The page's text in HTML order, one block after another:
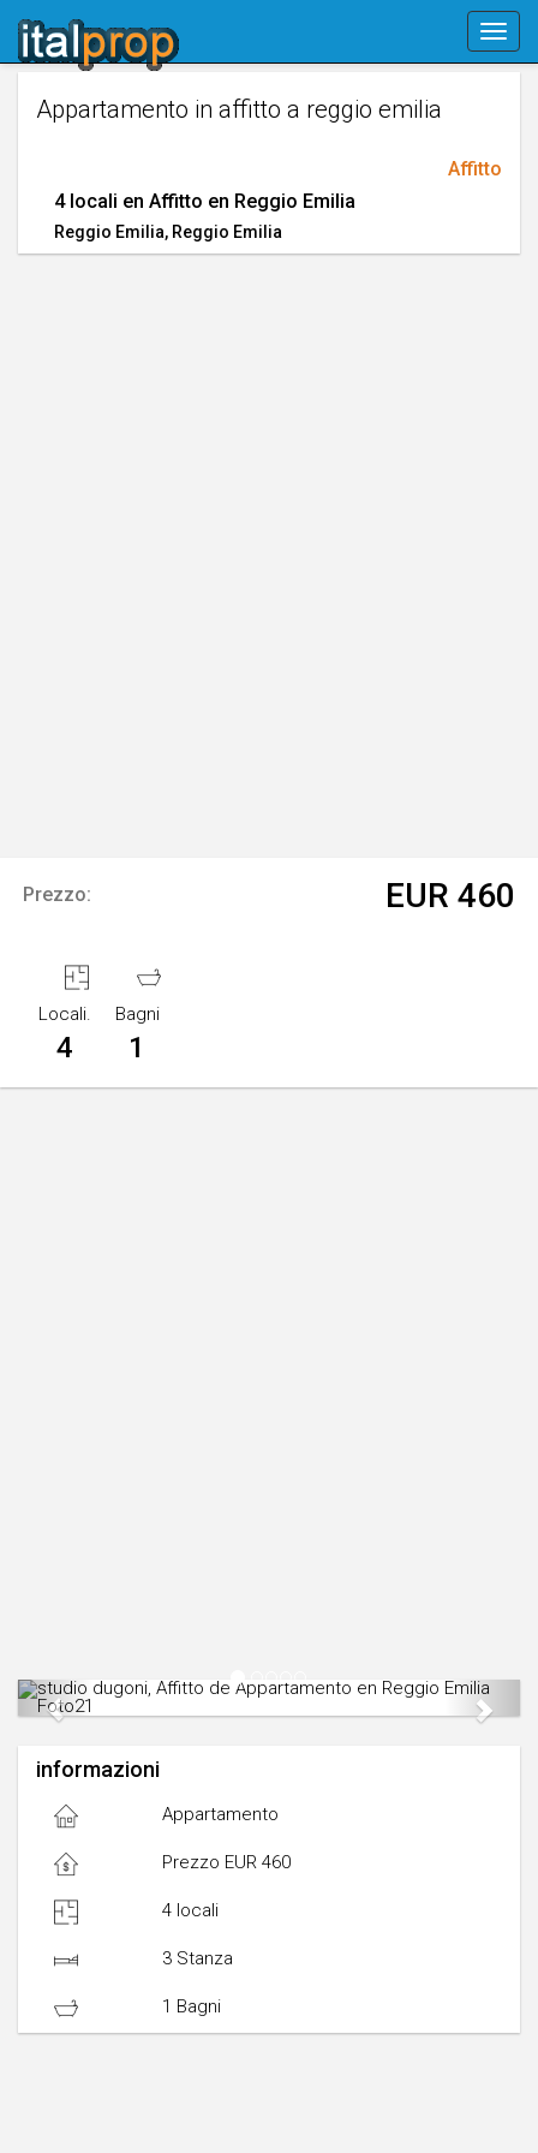
navigation
Appartamento in affitto a reggio emilia
Affitto
4 locali en Affitto en Reggio Emilia
Reggio Emilia, Reggio Emilia
Prezzo: EUR 460
Locali.
4
Bagni
1
Previous Next
informazioni
Appartamento
Prezzo EUR 460
4 locali
3 Stanza
1 Bagni